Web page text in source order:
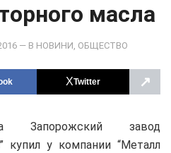
масла
— В НОВИНИ ОБЩЕСТВО
Twitter ↗
завод
купил у компании “Металл